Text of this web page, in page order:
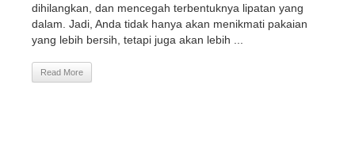
dihilangkan, dan mencegah terbentuknya lipatan yang
dalam. Jadi, Anda tidak hanya akan menikmati pakaian
yang lebih bersih, tetapi juga akan lebih ...
Read More